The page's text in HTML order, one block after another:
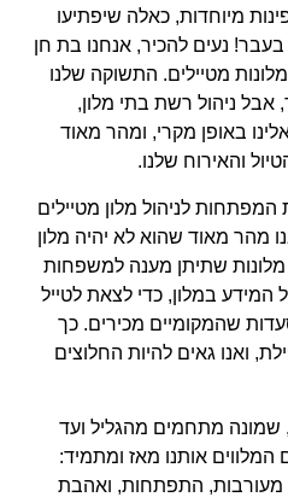
מיוחדות, כאלה שיפתיעו
נעים להכיר, אנחנו בת חן
מטיילים. התשוקה שלנו
ניהול רשת בתי מלון,
באופן מקרי, ומהר מאוד
והאירוח שלנו.
את המפתחות לניהול מלון מטיילים
מהר מאוד שהוא לא יהיה מלון
שתיתן מענה למשפחות
במלון, כדי לצאת לטייל
שהמקומיים מכירים. כך
ואנו גאים להיות החלוצים
מתחמים מהגליל ועד
אותנו מאז ומתמיד:
התפתחות, ואהבת